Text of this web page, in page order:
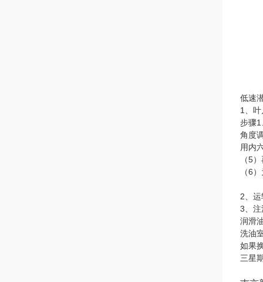
低速
1、
步骤
角度
用内
（5
（6
2、
3、注
润滑
洗油
如果
三星